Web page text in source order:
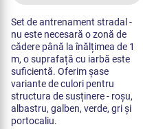
Set de antrenament stradal -
nu este necesară o zonă de
cădere până la înălțimea de 1
m, o suprafață cu iarbă este
suficientă. Oferim șase
variante de culori pentru
structura de susținere - roșu,
albastru, galben, verde, gri și
portocaliu.